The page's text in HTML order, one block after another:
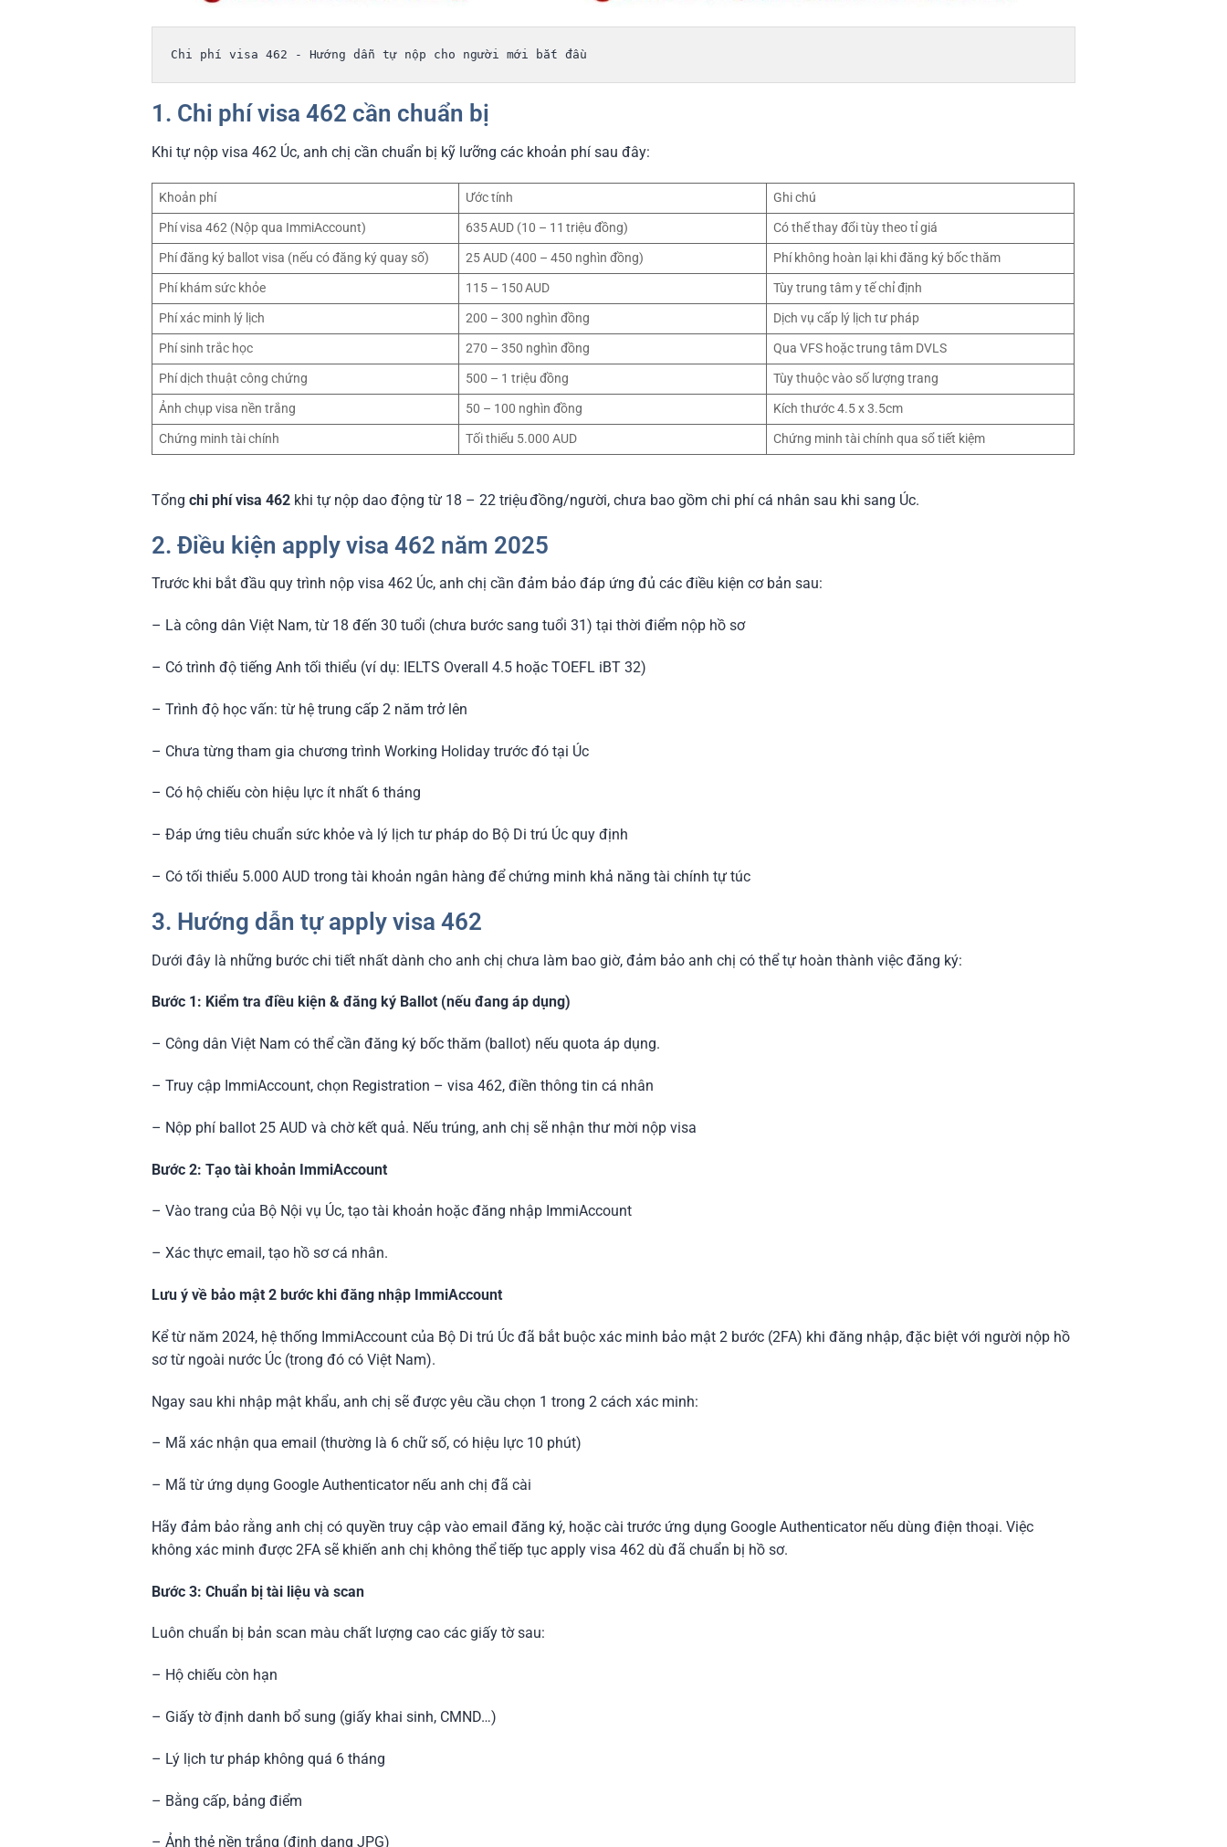
Chi phí visa 462 - Hướng dẫn tự nộp cho người mới bắt đầu
1. Chi phí visa 462 cần chuẩn bị
Khi tự nộp visa 462 Úc, anh chị cần chuẩn bị kỹ lưỡng các khoản phí sau đây:
Khoản phí Ước tính
Ghi chú
Phí visa 462 (Nộp qua ImmiAccount)
635 AUD (10 – 11 triệu đồng)
Có thể thay đổi tùy theo tỉ giá
Phí đăng ký ballot visa (nếu có đăng ký quay số)
25 AUD (400 – 450 nghìn đồng)
Phí không hoàn lại khi đăng ký bốc thăm
Phí khám sức khỏe
115 – 150 AUD
Tùy trung tâm y tế chỉ định
Phí xác minh lý lịch
200 – 300 nghìn đồng
Dịch vụ cấp lý lịch tư pháp
Phí sinh trắc học
270 – 350 nghìn đồng
Qua VFS hoặc trung tâm DVLS
Phí dịch thuật công chứng
500 – 1 triệu đồng
Tùy thuộc vào số lượng trang
Ảnh chụp visa nền trắng
50 – 100 nghìn đồng
Kích thước 4.5 x 3.5cm
Chứng minh tài chính
Tối thiểu 5.000 AUD Chứng minh tài chính qua sổ tiết kiệm
Tổng chi phí visa 462 khi tự nộp dao động từ 18 – 22 triệu đồng/người, chưa bao gồm chi phí cá nhân sau khi sang Úc.
2. Điều kiện apply visa 462 năm 2025
Trước khi bắt đầu quy trình nộp visa 462 Úc, anh chị cần đảm bảo đáp ứng đủ các điều kiện cơ bản sau:
– Là công dân Việt Nam, từ 18 đến 30 tuổi (chưa bước sang tuổi 31) tại thời điểm nộp hồ sơ
– Có trình độ tiếng Anh tối thiểu (ví dụ: IELTS Overall 4.5 hoặc TOEFL iBT 32)
– Trình độ học vấn: từ hệ trung cấp 2 năm trở lên
– Chưa từng tham gia chương trình Working Holiday trước đó tại Úc
– Có hộ chiếu còn hiệu lực ít nhất 6 tháng
– Đáp ứng tiêu chuẩn sức khỏe và lý lịch tư pháp do Bộ Di trú Úc quy định
– Có tối thiểu 5.000 AUD trong tài khoản ngân hàng để chứng minh khả năng tài chính tự túc
3. Hướng dẫn tự apply visa 462
Dưới đây là những bước chi tiết nhất dành cho anh chị chưa làm bao giờ, đảm bảo anh chị có thể tự hoàn thành việc đăng ký:
Bước 1: Kiểm tra điều kiện & đăng ký Ballot (nếu đang áp dụng)
– Công dân Việt Nam có thể cần đăng ký bốc thăm (ballot) nếu quota áp dụng.
– Truy cập ImmiAccount, chọn Registration – visa 462, điền thông tin cá nhân
– Nộp phí ballot 25 AUD và chờ kết quả. Nếu trúng, anh chị sẽ nhận thư mời nộp visa
Bước 2: Tạo tài khoản ImmiAccount
– Vào trang của Bộ Nội vụ Úc, tạo tài khoản hoặc đăng nhập ImmiAccount
– Xác thực email, tạo hồ sơ cá nhân.
Lưu ý về bảo mật 2 bước khi đăng nhập ImmiAccount
Kể từ năm 2024, hệ thống ImmiAccount của Bộ Di trú Úc đã bắt buộc xác minh bảo mật 2 bước (2FA) khi đăng nhập, đặc biệt với người nộp hồ
sơ từ ngoài nước Úc (trong đó có Việt Nam).
Ngay sau khi nhập mật khẩu, anh chị sẽ được yêu cầu chọn 1 trong 2 cách xác minh:
– Mã xác nhận qua email (thường là 6 chữ số, có hiệu lực 10 phút)
– Mã từ ứng dụng Google Authenticator nếu anh chị đã cài
Hãy đảm bảo rằng anh chị có quyền truy cập vào email đăng ký, hoặc cài trước ứng dụng Google Authenticator nếu dùng điện thoại. Việc
không xác minh được 2FA sẽ khiến anh chị không thể tiếp tục apply visa 462 dù đã chuẩn bị hồ sơ.
Bước 3: Chuẩn bị tài liệu và scan
Luôn chuẩn bị bản scan màu chất lượng cao các giấy tờ sau:
– Hộ chiếu còn hạn
– Giấy tờ định danh bổ sung (giấy khai sinh, CMND…)
– Lý lịch tư pháp không quá 6 tháng
– Bằng cấp, bảng điểm
– Ảnh thẻ nền trắng (định dạng JPG)